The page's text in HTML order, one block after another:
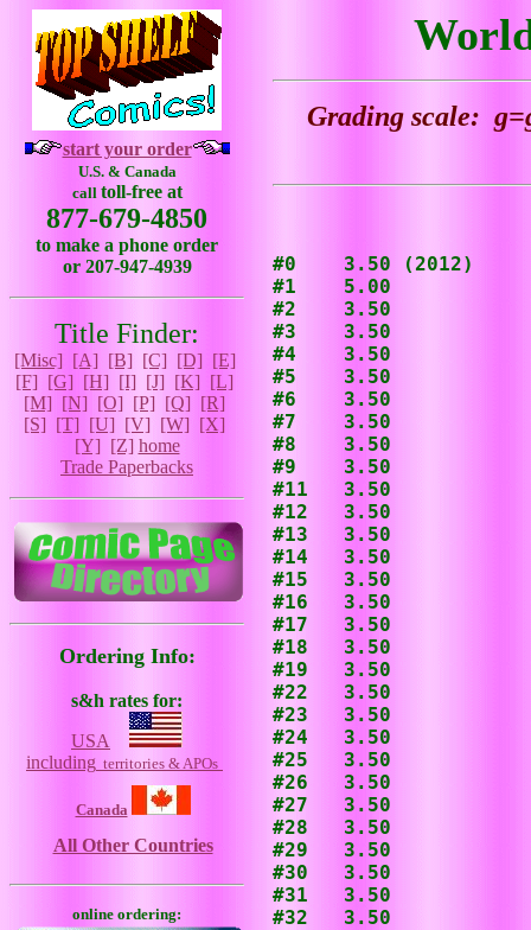
start your order
U.S. & Canada
call toll-free at
877-679-4850
to make a phone order
or 207-947-4939
Title Finder:
[Misc] [A] [B] [C] [D] [E]
[F] [G] [H] [I] [J] [K] [L]
[M] [N] [O] [P] [Q] [R]
[S] [T] [U] [V] [W] [X]
[Y] [Z] home
Trade Paperbacks
Ordering Info:
s&h rates for:
USA
including territories & APOs
Canada
All Other Countries
online ordering:
Grading scale:
#0    3.50 (2012)
#1    5.00
#2    3.50
#3    3.50
#4    3.50
#5    3.50
#6    3.50
#7    3.50
#8    3.50
#9    3.50
#11   3.50
#12   3.50
#13   3.50
#14   3.50
#15   3.50
#16   3.50
#17   3.50
#18   3.50
#19   3.50
#22   3.50
#23   3.50
#24   3.50
#25   3.50
#26   3.50
#27   3.50
#28   3.50
#29   3.50
#30   3.50
#31   3.50
#32   3.50